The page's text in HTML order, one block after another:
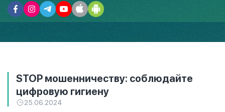
STOP мошенничеству: соблюдайте
цифровую гигиену
25.06.2024